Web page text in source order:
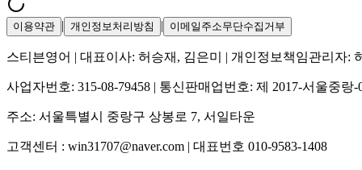
이용약관 | 개인정보처리방침 | 이메일주소무단수집거부
스티븐영어 | 대표이사: 허승재, 김은미 | 개인정보책임관리자:
사업자번호: 315-08-79458 | 통신판매업번호: 제 2017-서울중랑-
주소: 서울특별시 중랑구 상봉로 7, 서일타운
고객센터 : win31707@naver.com | 대표번호 010-9583-1408